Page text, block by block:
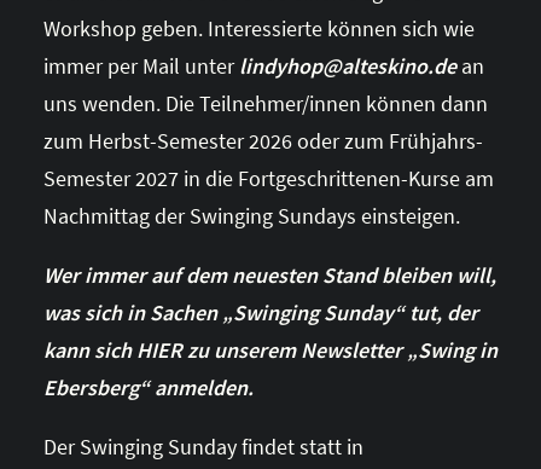
Workshop geben. Interessierte können sich wie
immer per Mail unterlindyhop@alteskino.dean
uns wenden. Die Teilnehmer/innen können dann
zum Herbst-Semester 2026 oder zum Frühjahrs-
Semester 2027 in die Fortgeschrittenen-Kurse am
Nachmittag der Swinging Sundays einsteigen.
Wer immer auf dem neuesten Stand bleiben will,
was sich in Sachen „Swinging Sunday“ tut, der
kann sich HIER zu unserem Newsletter „Swing in
Ebersberg“ anmelden.
Der Swinging Sunday findet statt in